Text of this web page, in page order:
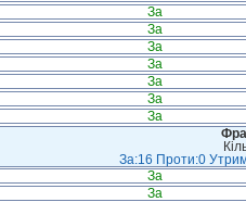
За
За
За
За
За
За
За
За:16 Проти:0
За
За